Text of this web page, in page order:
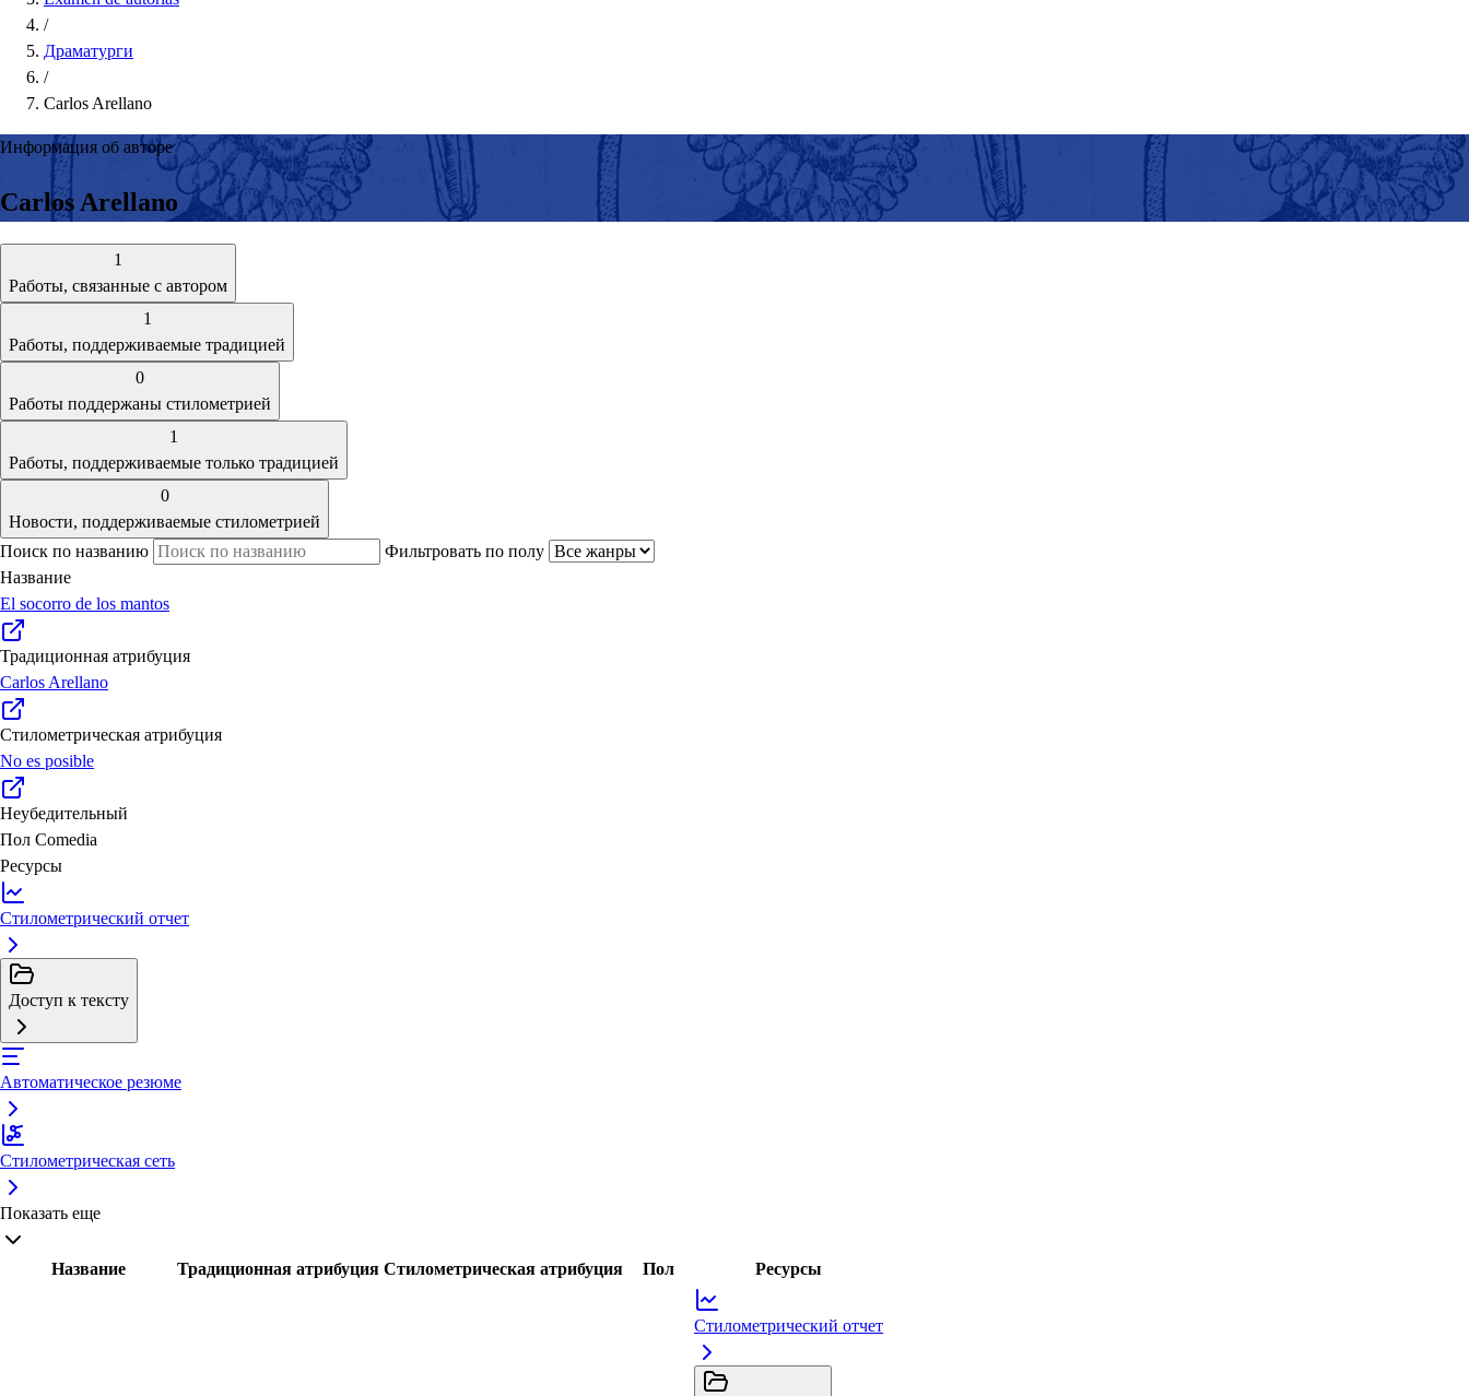
/
Драматурги
/
Carlos Arellano
Информация об авторе
Carlos Arellano
1
Работы, связанные с автором
1
Работы, поддерживаемые традицией
0
Работы поддержаны стилометрией
1
Работы, поддерживаемые только традицией
0
Новости, поддерживаемые стилометрией
Поиск по названию
Фильтровать по полу
Название
El socorro de los mantos
Традиционная атрибуция
Carlos Arellano
Стилометрическая атрибуция
No es posible
Неубедительный
Пол Comedia
Ресурсы
Стилометрический отчет
Доступ к тексту
Автоматическое резюме
Стилометрическая сеть
Показать еще
Название Традиционная атрибуция Стилометрическая атрибуция Пол Ресурсы
Стилометрический отчет